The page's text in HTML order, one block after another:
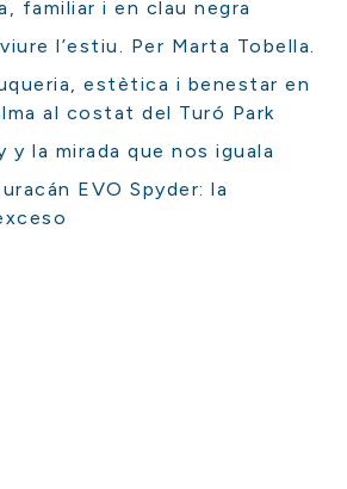
familiar i en clau negra
l’estiu. Per Marta Tobella.
estètica i benestar en
al costat del Turó Park
y la mirada que nos iguala
EVO Spyder: la